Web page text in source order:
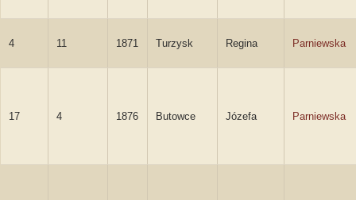
4 11 1871 Turzysk Regina Parniewska
17 4 1876 Butowce Józefa Parniewska